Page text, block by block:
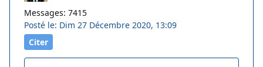
Messages: 7415
Posté le: Dim 27 Décembre 2020, 13:09
Citer